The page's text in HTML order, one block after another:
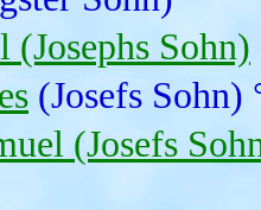
(Josephs Sohn)
(Josefs Sohn)
(Josefs